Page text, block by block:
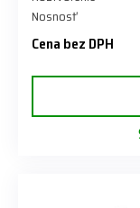
Nosnosť
Cena bez DPH